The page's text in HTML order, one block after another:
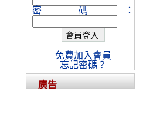
密碼：
免費加入會員
忘記密碼？
廣告